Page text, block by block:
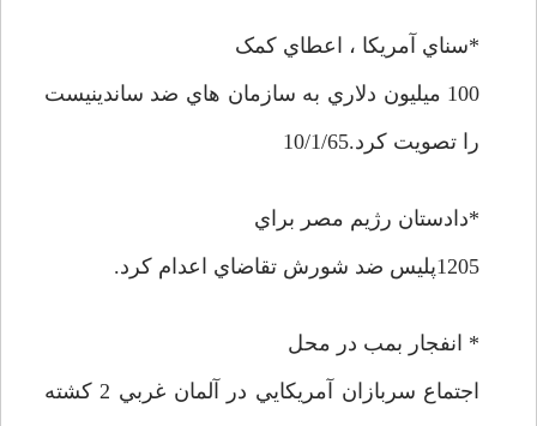
*سناي آمريکا ، اعطاي کمک
100 ميليون دلاري به سازمان هاي ضد ساندينيست
را تصويت کرد.10/1/65
*دادستان رژيم مصر براي
1205پليس ضد شورش تقاضاي اعدام کرد.
* انفجار بمب در محل
اجتماع سربازان آمريکايي در آلمان غربي 2 کشته